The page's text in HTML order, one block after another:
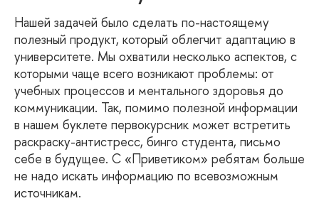
Нашей задачей было сделать по-настоящему
полезный продукт, который облегчит адаптацию в
университете. Мы охватили несколько аспектов, с
которыми чаще всего возникают проблемы: от
учебных процессов и ментального здоровья до
коммуникации. Так, помимо полезной информации
в нашем буклете первокурсник может встретить
раскраску-антистресс, бинго студента, письмо
себе в будущее. С «Приветиком» ребятам больше
не надо искать информацию по всевозможным
источникам.